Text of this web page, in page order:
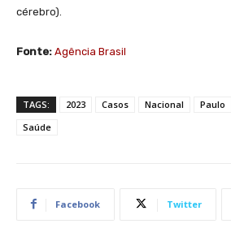
cérebro).
Fonte: Agência Brasil
TAGS: 2023 Casos Nacional Paulo
Saúde
Facebook Twitter